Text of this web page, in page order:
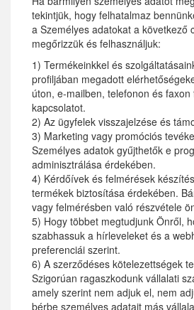
tekintjük, hogy felhatalmaz
a Személyes adatokat a következő
megőrizzük és felhasználjuk:
1) Termékeinkkel és
profiljában megadott
úton, e-mailben, telefonon és
kapcsolatot.
2) Az ügyfelek visszajelzése és
3) Marketing vagy promóciós
Személyes adatok gyűjthetők e
adminisztrálása érdekében.
4) Kérdőívek és felmérések
termékek biztosítása érdekében.
vagy felmérésben való részvétele
5) Hogy többet megtudjunk Önről,
szabhassuk a hírleveleket és a
preferenciái szerint.
6) A szerződéses kötelezettségek
Szigorúan ragaszkodunk vállalati
amely szerint nem adjuk el, nem
bérbe személyes adatait más